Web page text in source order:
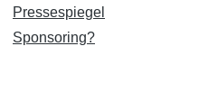
Pressespiegel
Sponsoring?